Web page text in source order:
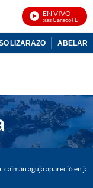
EN VIVO
Noticias Caracol En Vivo
LIZARAZO
caimán aguja apareció en